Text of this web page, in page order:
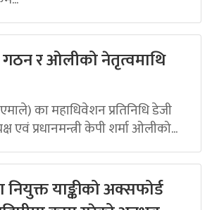
गठन र ओलीको नेतृत्वमाथि
का महाधिवेशन प्रतिनिधि डेजी
एवं प्रधानमन्त्री केपी शर्मा ओलीको...
नियुक्त याङ्कीको अक्सफोर्ड